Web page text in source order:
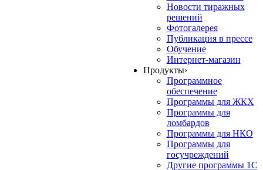
Новости тиражных
решений
Фотогалерея
Публикация в прессе
Обучение
Интернет-магазин
Продукты›
Программное
обеспечение
Программы для ЖКХ
Программы для
ломбардов
Программы для НКО
Программы для
госучреждений
Другие программы 1С